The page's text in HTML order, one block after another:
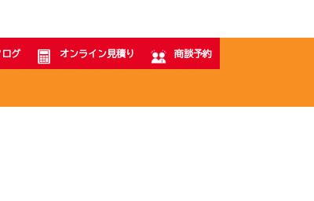
ログ オンライン見積り 商談予約